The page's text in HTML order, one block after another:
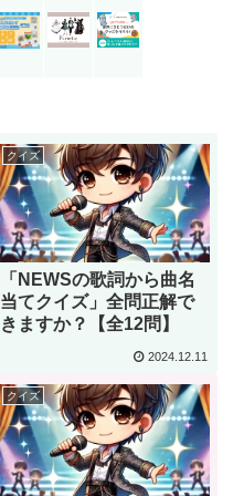
クイズ
「NEWSの歌詞から曲名
当てクイズ」全問正解で
きますか？【全12問】
2024.12.11
クイズ